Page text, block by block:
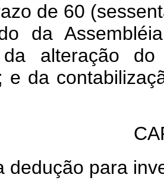
de 60
da
da alteração
e da
dedução para